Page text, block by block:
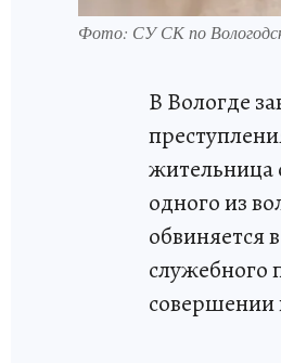
Фото: СУ СК по
В Вологде
жительница
одного из
обвиняется
служебного
совершении